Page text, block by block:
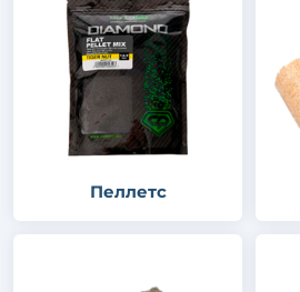
Пеллетс